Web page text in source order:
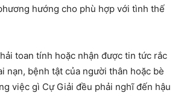
hướng cho phù hợp với tình thế
toan tính hoặc nhận được tin tức rắc
nạn, bệnh tật của người thân hoặc bè
việc gì Cự Giải đều phải nghĩ đến hậu